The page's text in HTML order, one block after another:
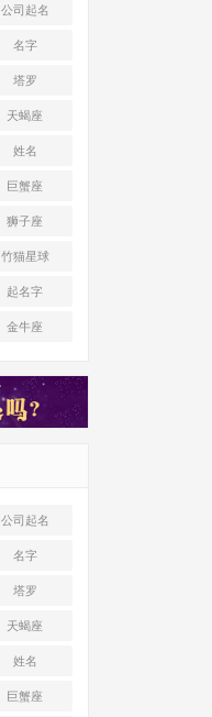
公司起名
名字
塔罗
天蝎座
姓名
巨蟹座
狮子座
竹猫星球
起名字
金牛座
公司起名
名字
塔罗
天蝎座
姓名
巨蟹座